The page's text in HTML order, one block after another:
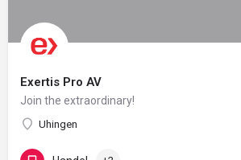
Exertis Pro AV
Join the extraordinary!
Uhingen